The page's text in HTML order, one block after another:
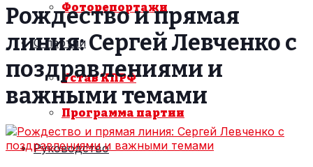
Фоторепортажи
О партии
Устав КПРФ
Программа партии
Руководство
Рождество и прямая
линия: Сергей Левченко с
поздравлениями и
важными темами